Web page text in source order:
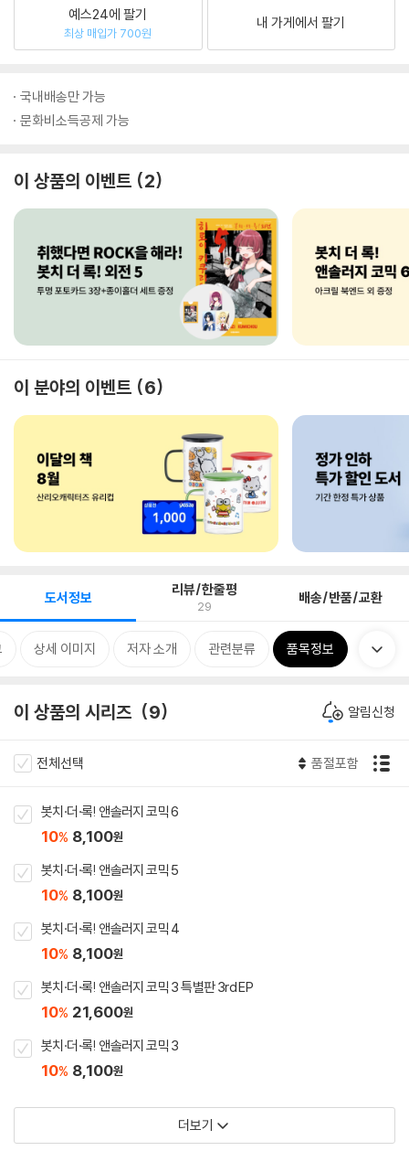
예스24에 팔기
최상 매입가 700원
내 가게에서 팔기
국내배송만 가능
문화비소득공제 가능
이 상품의 이벤트 2
이 분야의 이벤트 6
도서정보 리뷰/한줄평
29 배송/반품/교환
상세 이미지 저자 소개 관련분류 품목정보
이 상품의 시리즈 9 알림신청
전체선택 품절포함
봇치·더·록! 앤솔러지 코믹 6
10% 8,100원
봇치·더·록! 앤솔러지 코믹 5
10% 8,100원
봇치·더·록! 앤솔러지 코믹 4
10% 8,100원
봇치·더·록! 앤솔러지 코믹 3 특별판 3rd EP
10% 21,600원
봇치·더·록! 앤솔러지 코믹 3
10% 8,100원
더보기